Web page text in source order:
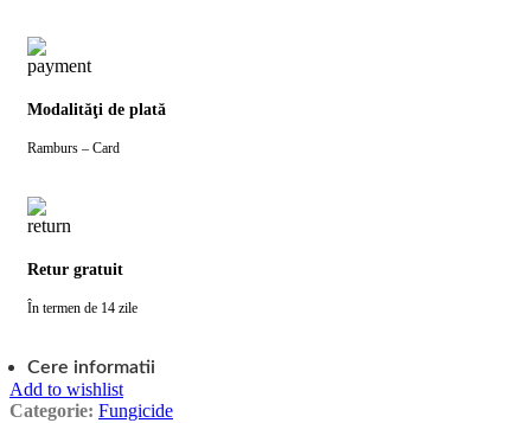
Modalităţi de plată
Ramburs – Card
Retur gratuit
În termen de 14 zile
Cere informatii
Add to wishlist
Categorie: Fungicide